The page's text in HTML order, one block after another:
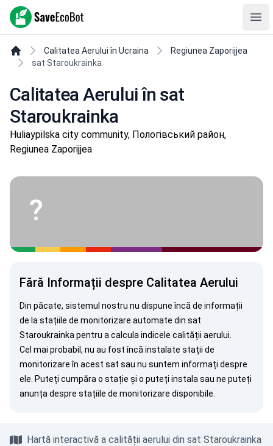
SaveEcoBot
Calitatea Aerului în Ucraina
Regiunea Zaporijjea
sat Staroukrainka
Calitatea Aerului în sat
Staroukrainka
Huliaypilska city community, Пологівський район,
Regiunea Zaporijjea
?
Fără Informații despre Calitatea Aerului
Din păcate, sistemul nostru nu dispune încă de informații
de la stațiile de monitorizare automate din sat
Staroukrainka pentru a calcula indicele calității aerului.
Cel mai probabil, nu au fost încă instalate stații de
monitorizare în acest sat sau nu suntem informați despre
ele. Puteți cumpăra o stație și o puteți instala sau ne puteți
anunța despre stațiile de monitorizare disponibile.
Hartă interactivă a calității aerului din sat Staroukrainka